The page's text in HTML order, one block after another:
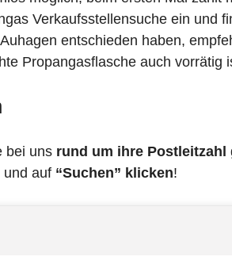
Verkaufsstellensuche ein und
entschieden haben,
Propangasflasche auch vorrätig
bei uns rund um ihre Postleitzahl
und auf “Suchen” klicken!